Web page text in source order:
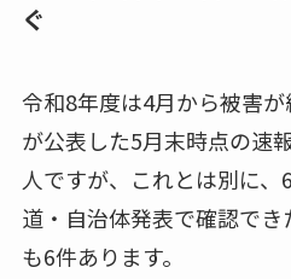
ぐ
令和8年度は4月から被害
が公表した5月末時点の速
人ですが、これとは別に
道・自治体発表で確認で
も6件あります。